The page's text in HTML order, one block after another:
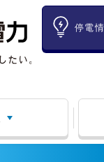
停電